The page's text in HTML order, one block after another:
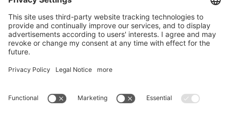
brukerne personlig. Google bruker
informasjonskapsler eller tilsvarende
gjenkjennelsesteknologier for identifikasjonsformål.
Vi bruker Google Conversion Tracking på grunnlag av
legitim interesse i å analysere brukermønsteret med